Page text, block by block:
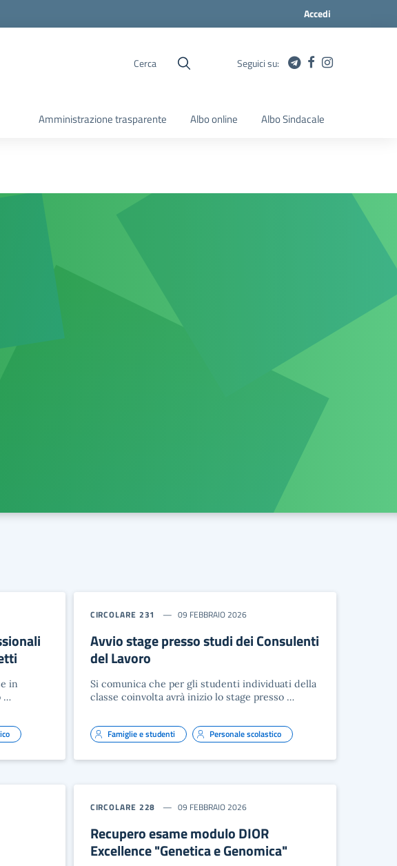
Accedi
Cerca Seguici su:
Amministrazione trasparente Albo online Albo Sindacale
in
…
CIRCOLARE 231 09 FEBBRAIO 2026
Avvio stage presso studi dei Consulenti
del Lavoro
Si comunica che per gli studenti individuati della
classe coinvolta avrà inizio lo stage presso …
Famiglie e studenti Personale scolastico
CIRCOLARE 228 09 FEBBRAIO 2026
Recupero esame modulo DIOR
Excellence "Genetica e Genomica"